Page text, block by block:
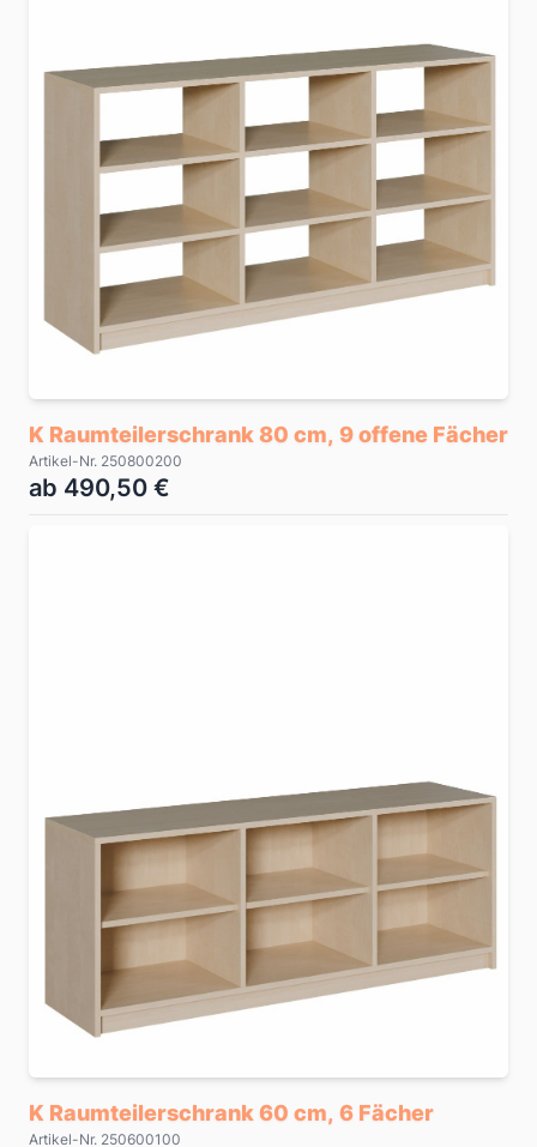
K Raumteilerschrank 80 cm, 9 offene Fächer
Artikel-Nr. 250800200
ab 490,50 €
K Raumteilerschrank 60 cm, 6 Fächer
Artikel-Nr. 250600100